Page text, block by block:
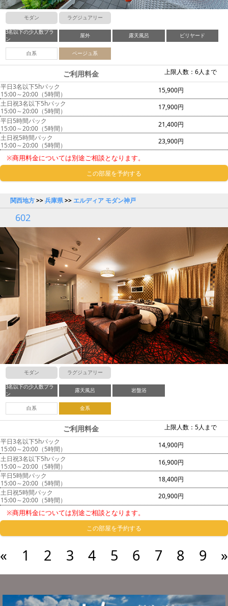
モダン ラグジュアリー
3名以下の少人数プラ
ン
屋外 露天風呂 ビリヤード
白系 ベージュ系
上限人数：6人まで
ご利用料金
平日3名以下5hパック
15:00～20:00（5時間）
15,900円
土日祝3名以下5hパック
15:00～20:00（5時間）
17,900円
平日5時間パック
15:00～20:00（5時間）
21,400円
土日祝5時間パック
15:00～20:00（5時間）
23,900円
※商用料金については別途ご相談となります。
この部屋を予約する
関西地方>>兵庫県>> エルディア モダン神戸
602
モダン ラグジュアリー
3名以下の少人数プラ
ン
露天風呂 岩盤浴
白系 金系
上限人数：5人まで
ご利用料金
平日3名以下5hパック
15:00～20:00（5時間）
14,900円
土日祝3名以下5hパック
15:00～20:00（5時間）
16,900円
平日5時間パック
15:00～20:00（5時間）
18,400円
土日祝5時間パック
15:00～20:00（5時間）
20,900円
※商用料金については別途ご相談となります。
この部屋を予約する
« 1 2 3 4 5 6 7 8 9 »